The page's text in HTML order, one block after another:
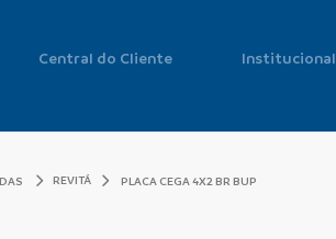
Central do Cliente Institucional
REVITÁ PLACA CEGA 4X2 BR BUP